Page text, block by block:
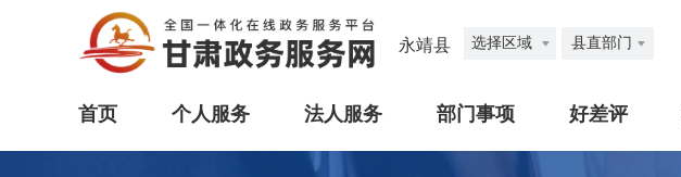
永靖县 选择区域 县直部门
首页 个人服务 法人服务 部门事项 好差评